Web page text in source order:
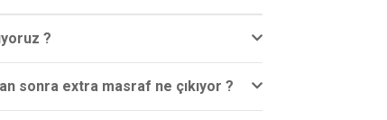
?
sonra extra masraf ne çıkıyor ?